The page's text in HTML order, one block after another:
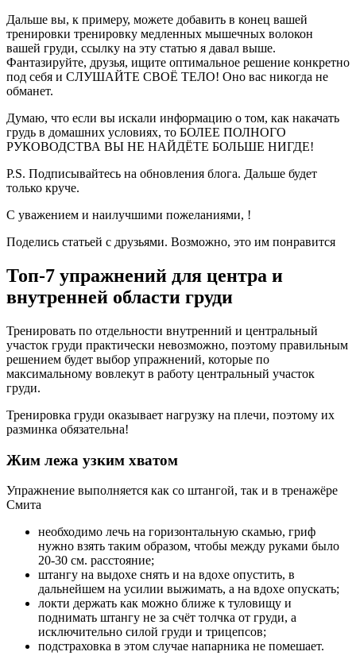
Дальше вы, к примеру, можете добавить в конец вашей
тренировки тренировку медленных мышечных волокон
вашей груди, ссылку на эту статью я давал выше.
Фантазируйте, друзья, ищите оптимальное решение конкретно
под себя и СЛУШАЙТЕ СВОЁ ТЕЛО! Оно вас никогда не
обманет.
Думаю, что если вы искали информацию о том, как накачать
грудь в домашних условиях, то БОЛЕЕ ПОЛНОГО
РУКОВОДСТВА ВЫ НЕ НАЙДЁТЕ БОЛЬШЕ НИГДЕ!
P.S. Подписывайтесь на обновления блога. Дальше будет
только круче.
С уважением и наилучшими пожеланиями, !
Поделись статьей с друзьями. Возможно, это им понравится
Топ-7 упражнений для центра и
внутренней области груди
Тренировать по отдельности внутренний и центральный
участок груди практически невозможно, поэтому правильным
решением будет выбор упражнений, которые по
максимальному вовлекут в работу центральный участок
груди.
Тренировка груди оказывает нагрузку на плечи, поэтому их
разминка обязательна!
Жим лежа узким хватом
Упражнение выполняется как со штангой, так и в тренажёре
Смита
необходимо лечь на горизонтальную скамью, гриф
нужно взять таким образом, чтобы между руками было
20-30 см. расстояние;
штангу на выдохе снять и на вдохе опустить, в
дальнейшем на усилии выжимать, а на вдохе опускать;
локти держать как можно ближе к туловищу и
поднимать штангу не за счёт толчка от груди, а
исключительно силой груди и трицепсов;
подстраховка в этом случае напарника не помешает.